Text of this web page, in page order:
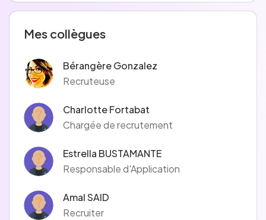
Mes collègues
Bérangère Gonzalez
Recruteuse
Charlotte Fortabat
Chargée de recrutement
Estrella BUSTAMANTE
Responsable d'Application
Amal SAID
Recruiter